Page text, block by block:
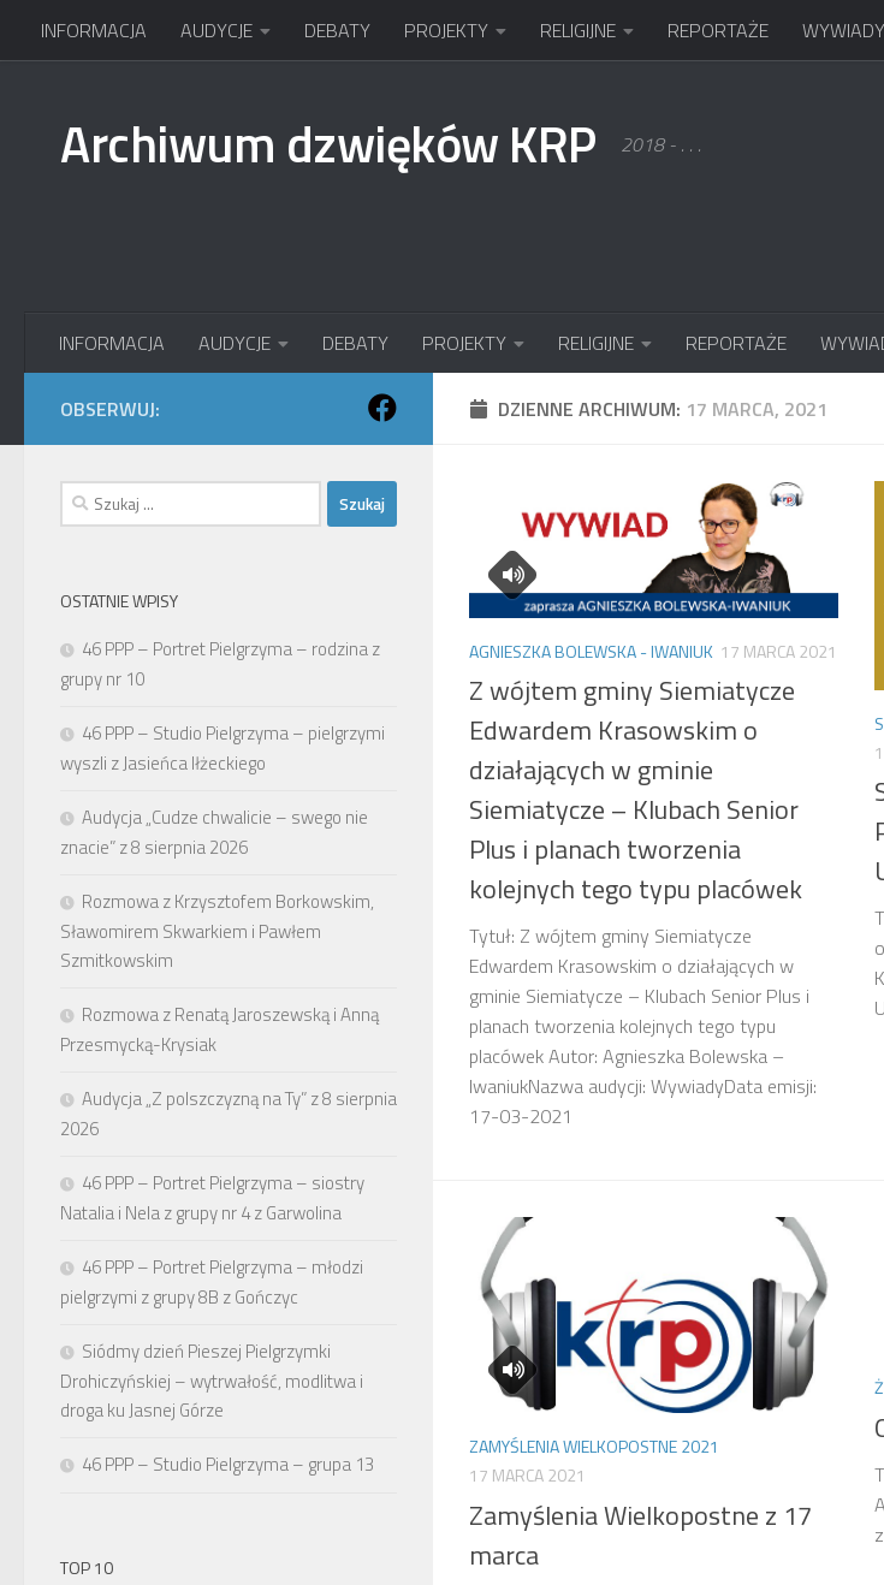
Przejdź do treści
INFORMACJA AUDYCJE DEBATY PROJEKTY RELIGIJNE REPORTAŻE WYWIADY
Archiwum dzwięków KRP 2018 - . . .
INFORMACJA AUDYCJE DEBATY PROJEKTY RELIGIJNE REPORTAŻE
DZIENNE ARCHIWUM: 17 MARCA, 2021
AGNIESZKA BOLEWSKA - IWANIUK 17 MARCA 2021
Z wójtem gminy Siemiatycze
Edwardem Krasowskim o
działających w gminie
Siemiatycze – Klubach Senior
Plus i planach tworzenia
kolejnych tego typu placówek
Tytuł: Z wójtem gminy Siemiatycze
Edwardem Krasowskim o działających w
gminie Siemiatycze – Klubach Senior Plus i
planach tworzenia kolejnych tego typu
placówek Autor: Agnieszka Bolewska –
IwaniukNazwa audycji: WywiadyData emisji:
17-03-2021
ZAMYŚLENIA WIELKOPOSTNE 2021
17 MARCA 2021
Zamyślenia Wielkopostne z 17
marca
OBSERWUJ:
Szukaj:
OSTATNIE WPISY
46 PPP – Portret Pielgrzyma – rodzina z
grupy nr 10
46 PPP – Studio Pielgrzyma – pielgrzymi
wyszli z Jasieńca Iłżeckiego
Audycja „Cudze chwalicie – swego nie
znacie” z 8 sierpnia 2026
Rozmowa z Krzysztofem Borkowskim,
Sławomirem Skwarkiem i Pawłem
Szmitkowskim
Rozmowa z Renatą Jaroszewską i Anną
Przesmycką-Krysiak
Audycja „Z polszczyzną na Ty” z 8 sierpnia
2026
46 PPP – Portret Pielgrzyma – siostry
Natalia i Nela z grupy nr 4 z Garwolina
46 PPP – Portret Pielgrzyma – młodzi
pielgrzymi z grupy 8B z Gończyc
Siódmy dzień Pieszej Pielgrzymki
Drohiczyńskiej – wytrwałość, modlitwa i
droga ku Jasnej Górze
46 PPP – Studio Pielgrzyma – grupa 13
TOP 10